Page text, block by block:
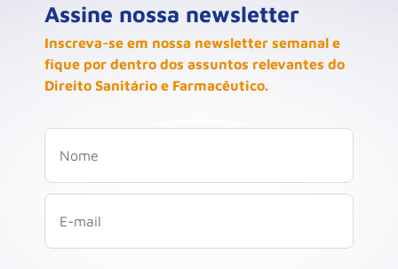
Assine nossa newsletter
Inscreva-se em nossa newsletter semanal e
fique por dentro dos assuntos relevantes do
Direito Sanitário e Farmacêutico.